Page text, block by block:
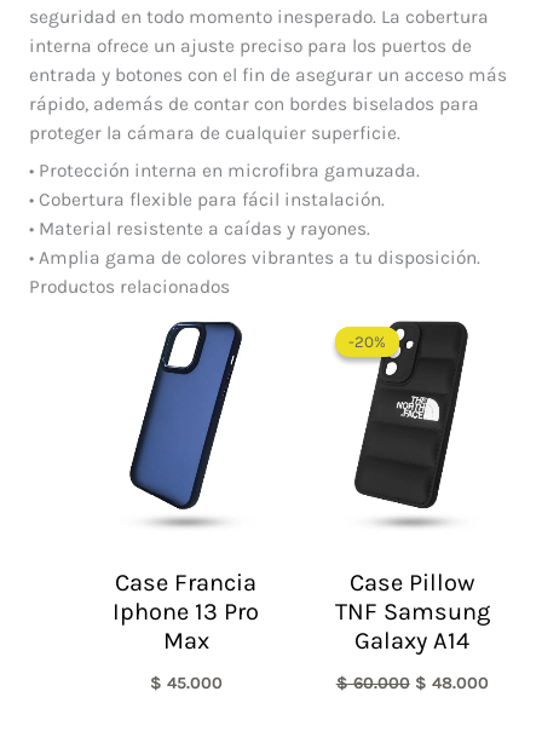
seguridad en todo momento inesperado. La cobertura
interna ofrece un ajuste preciso para los puertos de
entrada y botones con el fin de asegurar un acceso más
rápido, además de contar con bordes biselados para
proteger la cámara de cualquier superficie.
• Protección interna en microfibra gamuzada.
• Cobertura flexible para fácil instalación.
• Material resistente a caídas y rayones.
• Amplia gama de colores vibrantes a tu disposición.
Productos relacionados
Case Francia
Iphone 13 Pro
Max
$ 45.000
-20%
-20%
Case Pillow
TNF Samsung
Galaxy A14
$60.000
precio
original
era:
$ 60.000.
$ 48.000